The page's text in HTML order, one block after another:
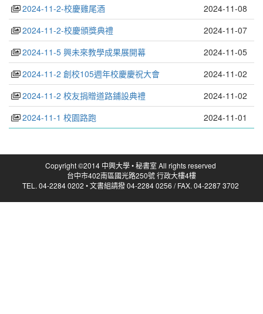
2024-11-2-校慶雞尾酒
2024-11-08
2024-11-2-校慶頒獎典禮
2024-11-07
2024-11-5 興未來教學成果展開幕
2024-11-05
2024-11-2 創校105週年校慶慶祝大會
2024-11-02
2024-11-2 校友捐贈道路鋪設典禮
2024-11-02
2024-11-1 校園路跑
2024-11-01
Copyright ©2014 中興大學 • 秘書室 All rights reserved
台中市402南區國光路250號 行政大樓4樓
TEL. 04-2284 0202 • 文書組請撥 04-2284 0256 / FAX. 04-2287 3702